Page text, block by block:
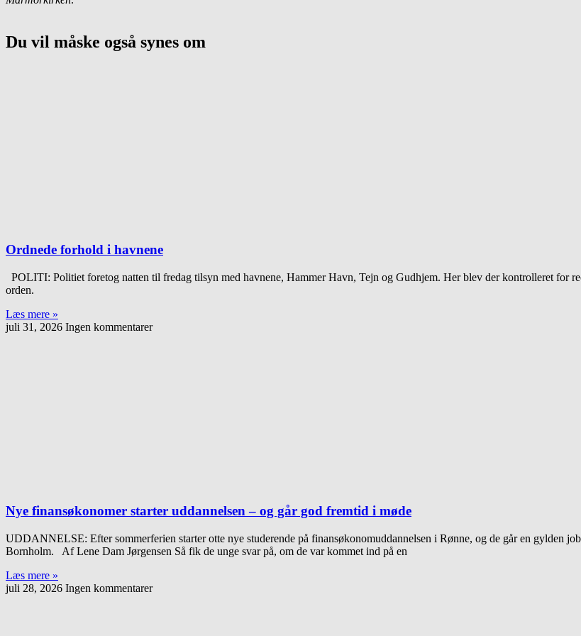
Du vil måske også synes om
Ordnede forhold i havnene
POLITI: Politiet foretog natten til fredag tilsyn med havnene, Hammer Havn, Tejn og Gudhjem. Her blev der kontrolleret for
orden.
Læs mere »
juli 31, 2026 Ingen kommentarer
Nye finansøkonomer starter uddannelsen – og går god fremtid i møde
UDDANNELSE: Efter sommerferien starter otte nye studerende på finansøkonomuddannelsen i Rønne, og de går en gylden
Bornholm. Af Lene Dam Jørgensen Så fik de unge svar på, om de var kommet ind på en
Læs mere »
juli 28, 2026 Ingen kommentarer